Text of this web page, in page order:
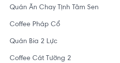
Quán Ăn Chay Tịnh Tâm Sen
Coffee Pháp Cổ
Quán Bia 2 Lực
Coffee Cát Tường 2